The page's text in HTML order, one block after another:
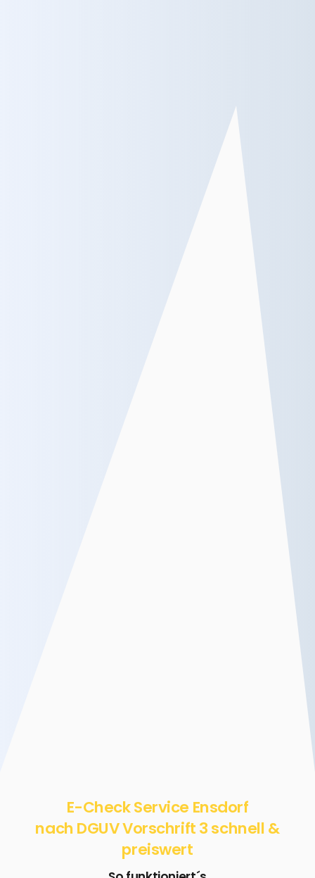
E-Check Service Ensdorf
nach DGUV Vorschrift 3 schnell &
preiswert